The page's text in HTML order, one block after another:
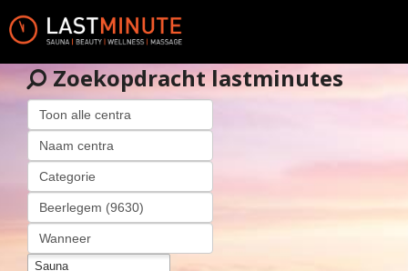
Zoekopdracht lastminutes